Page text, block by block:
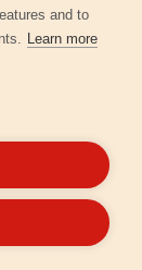
and to
Learn more